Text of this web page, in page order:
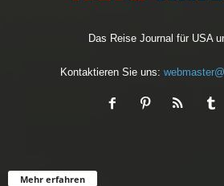
Das Reise Journal für USA
Kontaktieren Sie uns:
Mehr erfahren